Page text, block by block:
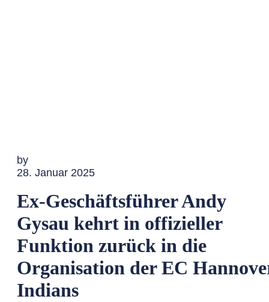
by
28. Januar 2025
Ex-Geschäftsführer Andy
Gysau kehrt in offizieller
Funktion zurück in die
Organisation der EC
Indians